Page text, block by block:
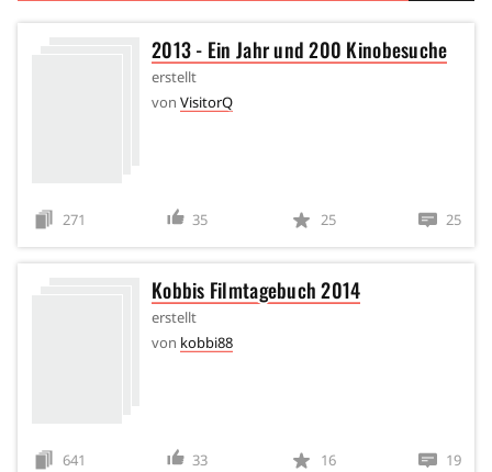
2013 - Ein Jahr und 200 Kinobesuche
erstellt
von VisitorQ
271 35 25 25
Kobbis Filmtagebuch 2014
erstellt
von kobbi88
641 33 16 19